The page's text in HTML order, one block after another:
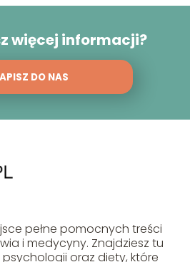
więcej informacji?
DO NAS
pełne pomocnych treści
i medycyny. Znajdziesz tu
oraz diety, które